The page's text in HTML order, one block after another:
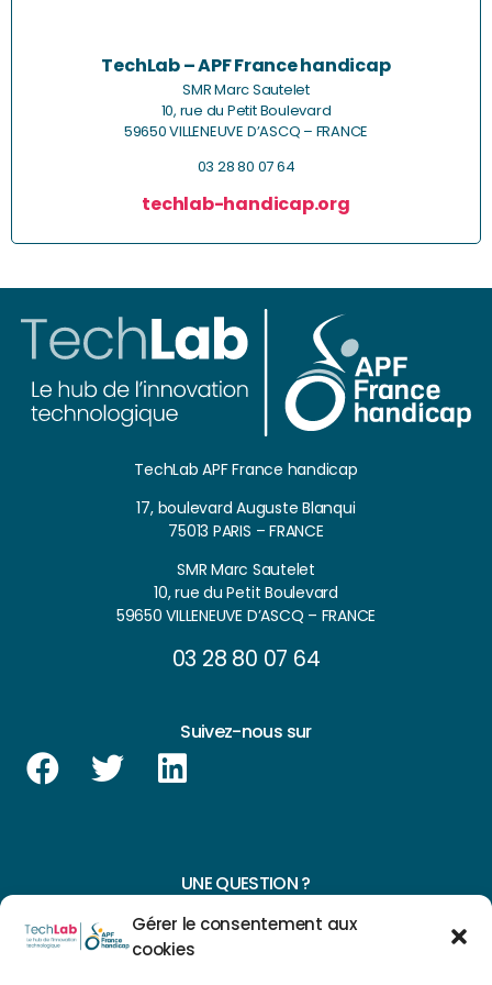
Gérer le consentement aux
cookies
TechLab – APF France handicap
SMR Marc Sautelet
10, rue du Petit Boulevard
59650 VILLENEUVE D’ASCQ – FRANCE
03 28 80 07 64
techlab-handicap.org
TechLab APF France handicap
17, boulevard Auguste Blanqui
75013 PARIS – FRANCE
SMR Marc Sautelet
10, rue du Petit Boulevard
59650 VILLENEUVE D’ASCQ – FRANCE
03 28 80 07 64
Suivez-nous sur
UNE QUESTION ?
CONTACTEZ-NOUS